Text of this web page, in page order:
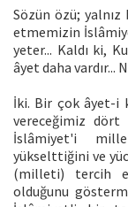
Sözün özü;
etmemizin
yeter... Kaldı ki,
âyet daha vardır...
İki. Bir çok âyet-i
vereceğimiz
İslâmiyet'i
yükselttiğini ve
(milleti) tercih
olduğunu